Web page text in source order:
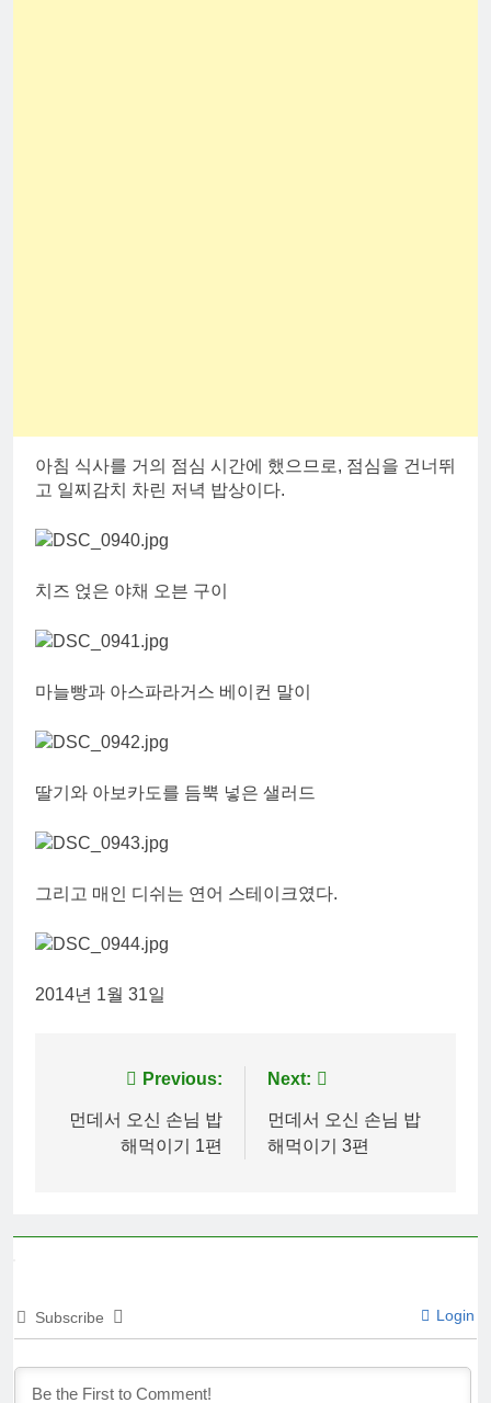
아침 식사를 거의 점심 시간에 했으므로, 점심을 건너뛰
고 일찌감치 차린 저녁 밥상이다.
치즈 얹은 야채 오븐 구이
마늘빵과 아스파라거스 베이컨 말이
딸기와 아보카도를 듬뿍 넣은 샐러드
그리고 매인 디쉬는 연어 스테이크였다.
2014년 1월 31일
navigation
Previous:
먼데서 오신 손님 밥
해먹이기 1편
Next:
먼데서 오신 손님 밥
해먹이기 3편
Subscribe Login